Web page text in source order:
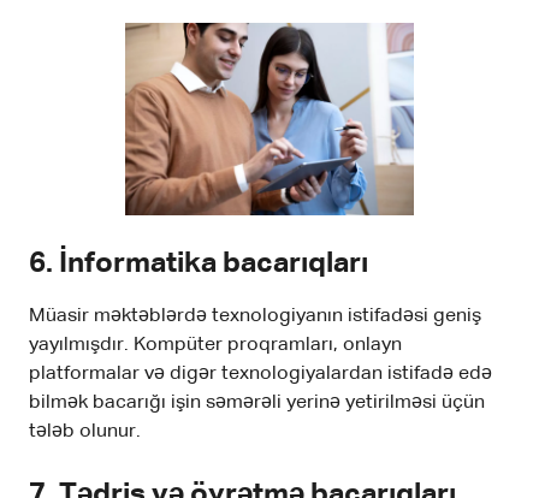
6. İnformatika bacarıqları
Müasir məktəblərdə texnologiyanın istifadəsi geniş
yayılmışdır. Kompüter proqramları, onlayn
platformalar və digər texnologiyalardan istifadə edə
bilmək bacarığı işin səmərəli yerinə yetirilməsi üçün
tələb olunur.